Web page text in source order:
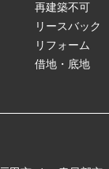
再建築不可
リースバック
リフォーム
借地・底地